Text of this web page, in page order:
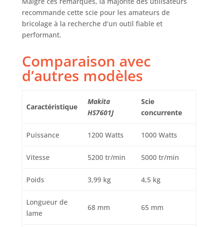
recommande cette scie pour les amateurs de
bricolage à la recherche d’un outil fiable et
performant.
Comparaison avec
d’autres modèles
Caractéristique
Makita
HS7601J
Scie
concurrente
Puissance 1200 Watts 1000 Watts
Vitesse 5200 tr/min 5000 tr/min
Poids 3,99 kg 4,5 kg
Longueur de
lame
68 mm 65 mm